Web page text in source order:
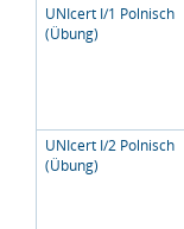
UNIcert I/1 Polnisch
(Übung)
UNIcert I/2 Polnisch
(Übung)